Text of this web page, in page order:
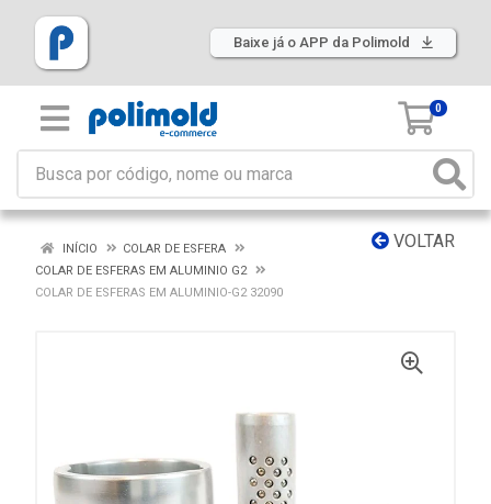
Baixe já o APP da Polimold
0
VOLTAR
INÍCIO
COLAR DE ESFERA
COLAR DE ESFERAS EM ALUMINIO G2
COLAR DE ESFERAS EM ALUMINIO-G2 32090